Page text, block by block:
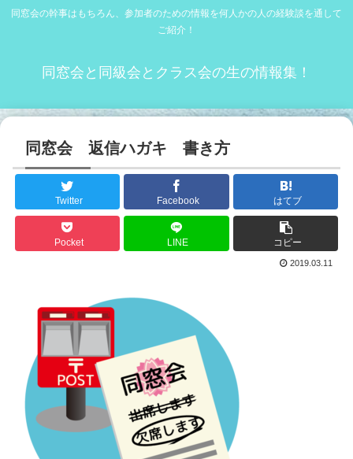
同窓会の幹事はもちろん、参加者のための情報を何人かの人の経験談を通して
ご紹介！
同窓会と同級会とクラス会の生の情報集！
同窓会 返信ハガキ 書き方
Twitter Facebook はてブ
Pocket LINE コピー
2019.03.11